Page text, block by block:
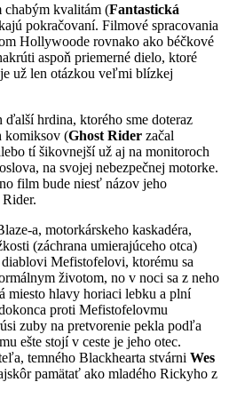
chabým kvalitám (Fantastická
pokračovaní. Filmové spracovania
Hollywoode rovnako ako béčkové
aspoň priemerné dielo, ktoré
už len otázkou veľmi blízkej
hrdina, ktorého sme doteraz
komiksov (Ghost Rider začal
tí šikovnejší už aj na monitoroch
na svojej nebezpečnej motorke.
film bude niesť názov jeho
a, motorkárskeho kaskadéra,
(záchrana umierajúceho otca)
Mefistofelovi, ktorému sa
životom, no v noci sa z neho
miesto hlavy horiaci lebku a plní
proti Mefistofelovmu
zuby na pretvorenie pekla podľa
ešte stojí v ceste je jeho otec.
temného Blackhearta stvárni Wes
pamätať ako mladého Rickyho z